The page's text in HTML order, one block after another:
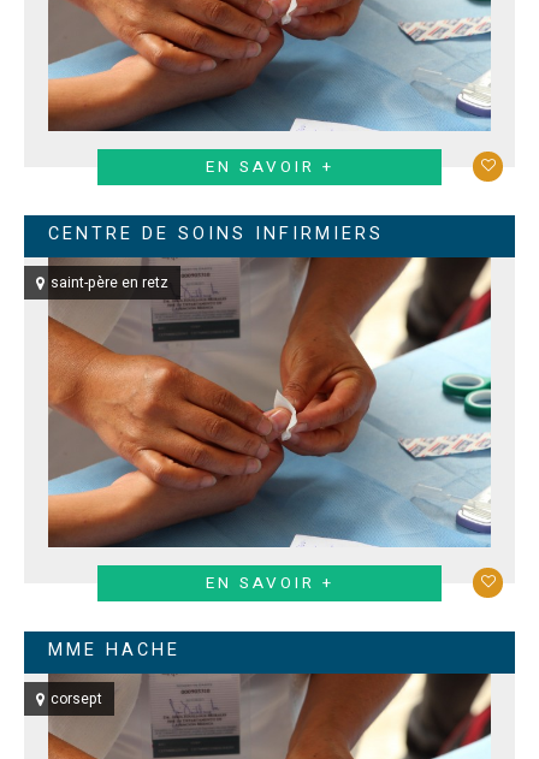
EN SAVOIR +
CENTRE DE SOINS INFIRMIERS
saint-père en retz
EN SAVOIR +
MME HACHE
corsept